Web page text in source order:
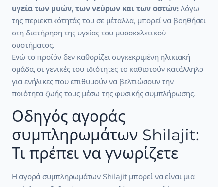
υγεία των μυών, των νεύρων και των οστών: Λόγω
της περιεκτικότητάς του σε μέταλλα, μπορεί να βοηθήσει
στη διατήρηση της υγείας του μυοσκελετικού
συστήματος.
Ενώ το προϊόν δεν καθορίζει συγκεκριμένη ηλικιακή
ομάδα, οι γενικές του ιδιότητες το καθιστούν κατάλληλο
για ενήλικες που επιθυμούν να βελτιώσουν την
ποιότητα ζωής τους μέσω της φυσικής συμπλήρωσης.
Οδηγός αγοράς
συμπληρωμάτων Shilajit:
Τι πρέπει να γνωρίζετε
Η αγορά συμπληρωμάτων Shilajit μπορεί να είναι μια